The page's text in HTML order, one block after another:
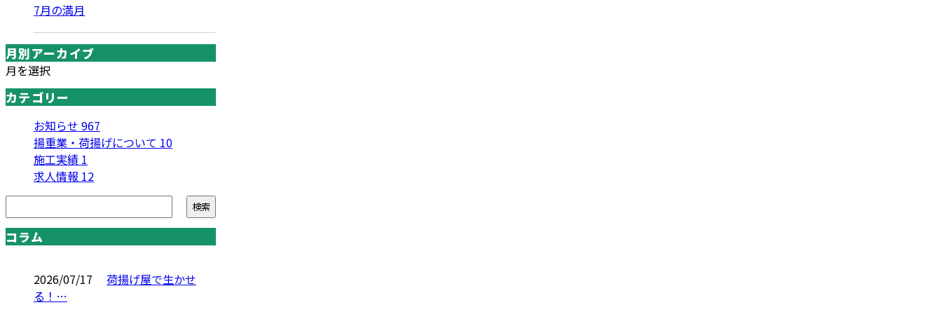
7月の満月
月別アーカイブ
月を選択
カテゴリー
お知らせ 967
揚重業・荷揚げについて 10
施工実績 1
求人情報 12
コラム
2026/07/17
荷揚げ屋で生かせ
る！…